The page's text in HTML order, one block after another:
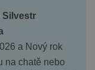
Silvestr
a Nový rok
na chatě nebo